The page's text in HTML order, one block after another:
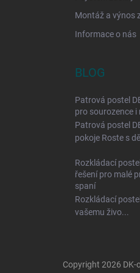
Montáž a výnos
Informace o nás
BLOG
Patrová postel
pro sourozence i
Patrová postel
pokoje Roste s
Rozkládací
řešení pro malé
spaní
Rozkládací
vašemu živo...
Copyright 2026 DK-